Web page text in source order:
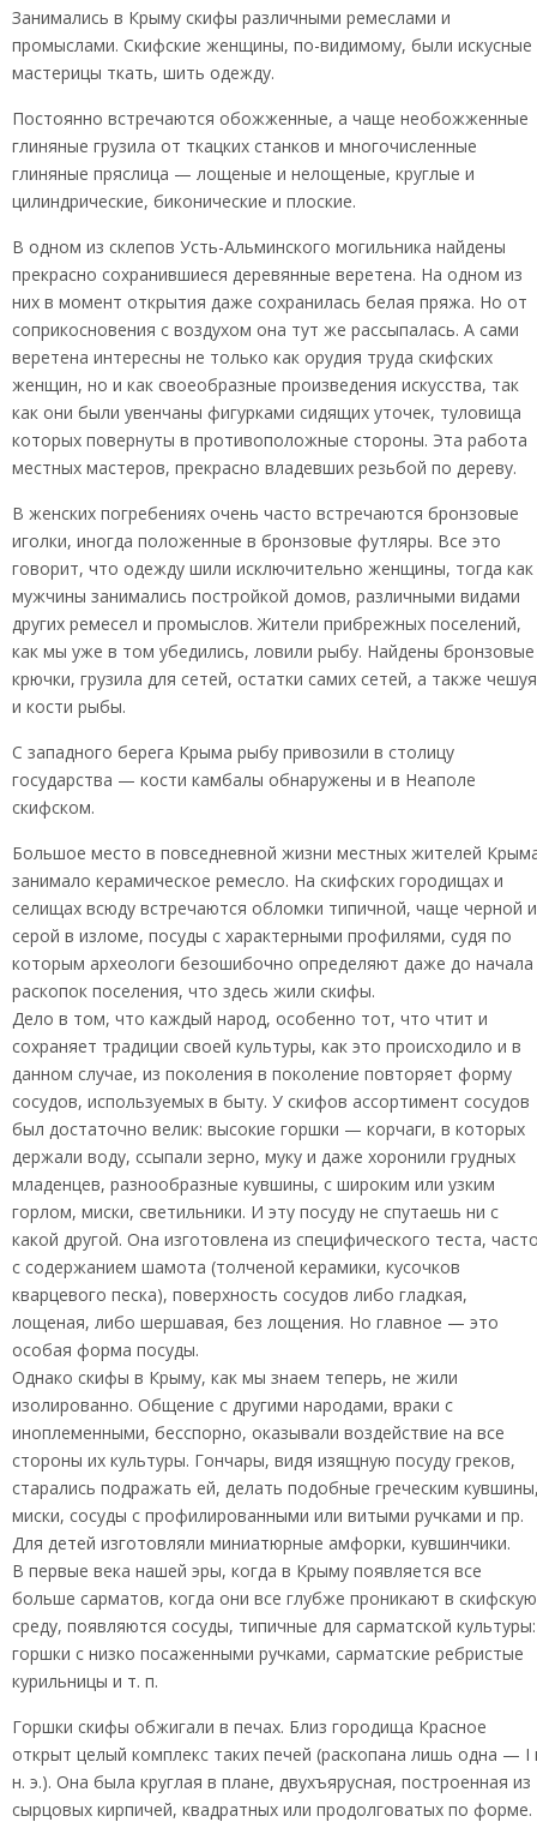
Занимались в Крыму скифы различными ремеслами и
промыслами. Скифские женщины, по-видимому, были искусные
мастерицы ткать, шить одежду.
Постоянно встречаются обожженные, а чаще необожженные
глиняные грузила от ткацких станков и многочисленные
глиняные пряслица — лощеные и нелощеные, круглые и
цилиндрические, биконические и плоские.
В одном из склепов Усть-Альминского могильника найдены
прекрасно сохранившиеся деревянные веретена. На одном из
них в момент открытия даже сохранилась белая пряжа. Но от
соприкосновения с воздухом она тут же рассыпалась. А сами
веретена интересны не только как орудия труда скифских
женщин, но и как своеобразные произведения искусства, так
как они были увенчаны фигурками сидящих уточек, туловища
которых повернуты в противоположные стороны. Эта работа
местных мастеров, прекрасно владевших резьбой по дереву.
В женских погребениях очень часто встречаются бронзовые
иголки, иногда положенные в бронзовые футляры. Все это
говорит, что одежду шили исключительно женщины, тогда как
мужчины занимались постройкой домов, различными видами
других ремесел и промыслов. Жители прибрежных поселений,
как мы уже в том убедились, ловили рыбу. Найдены бронзовые
крючки, грузила для сетей, остатки самих сетей, а также чешуя
и кости рыбы.
С западного берега Крыма рыбу привозили в столицу
государства — кости камбалы обнаружены и в Неаполе
скифском.
Большое место в повседневной жизни местных жителей
занимало керамическое ремесло. На скифских городищах и
селищах всюду встречаются обломки типичной, чаще черной и
серой в изломе, посуды с характерными профилями, судя по
которым археологи безошибочно определяют даже до начала
раскопок поселения, что здесь жили скифы.
Дело в том, что каждый народ, особенно тот, что чтит и
сохраняет традиции своей культуры, как это происходило и в
данном случае, из поколения в поколение повторяет форму
сосудов, используемых в быту. У скифов ассортимент сосудов
был достаточно велик: высокие горшки — корчаги, в которых
держали воду, ссыпали зерно, муку и даже хоронили грудных
младенцев, разнообразные кувшины, с широким или узким
горлом, миски, светильники. И эту посуду не спутаешь ни с
какой другой. Она изготовлена из специфического теста,
с содержанием шамота (толченой керамики, кусочков
кварцевого песка), поверхность сосудов либо гладкая,
лощеная, либо шершавая, без лощения. Но главное — это
особая форма посуды.
Однако скифы в Крыму, как мы знаем теперь, не жили
изолированно. Общение с другими народами, враки с
иноплеменными, бесспорно, оказывали воздействие на все
стороны их культуры. Гончары, видя изящную посуду греков,
старались подражать ей, делать подобные греческим
миски, сосуды с профилированными или витыми ручками и пр.
Для детей изготовляли миниатюрные амфорки, кувшинчики.
В первые века нашей эры, когда в Крыму появляется все
больше сарматов, когда они все глубже проникают в скифскую
среду, появляются сосуды, типичные для сарматской культуры:
горшки с низко посаженными ручками, сарматские ребристые
курильницы и т. п.
Горшки скифы обжигали в печах. Близ городища Красное
открыт целый комплекс таких печей (раскопана лишь одна — I
н. э.). Она была круглая в плане, двухъярусная, построенная из
сырцовых кирпичей, квадратных или продолговатых по форме.